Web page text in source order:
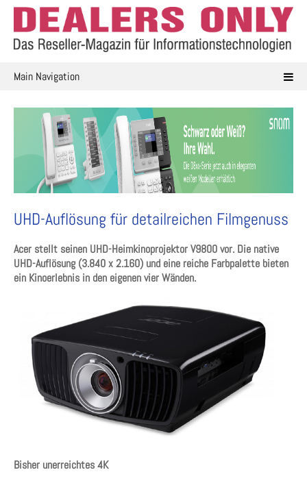
Skip
content
Main Navigation
UHD-Auflösung für detailreichen Filmgenuss
Acer stellt seinen UHD-Heimkinoprojektor V9800 vor. Die native
UHD-Auflösung (3.840 x 2.160) und eine reiche Farbpalette bieten
ein Kinoerlebnis in den eigenen vier Wänden.
Bisher unerreichtes 4K